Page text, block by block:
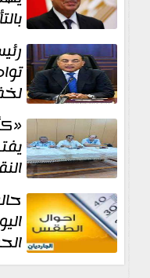
كأس العالم
الاستقرار الإقليمي